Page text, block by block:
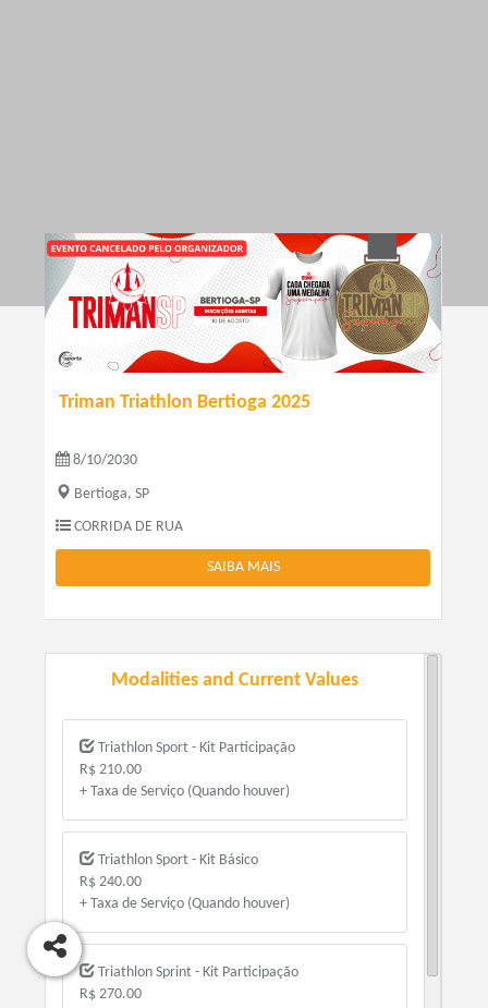
Triman Triathlon Bertioga 2025
8/10/2030
Bertioga, SP
CORRIDA DE RUA
SAIBA MAIS
Modalities and Current Values
Triathlon Sport - Kit Participação
R$ 210.00
+ Taxa de Serviço (Quando houver)
Triathlon Sport - Kit Básico
R$ 240.00
+ Taxa de Serviço (Quando houver)
Triathlon Sprint - Kit Participação
R$ 270.00